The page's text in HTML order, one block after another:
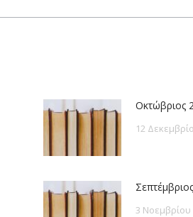
Οκτώβριος
12
3 Νοεμβρίου